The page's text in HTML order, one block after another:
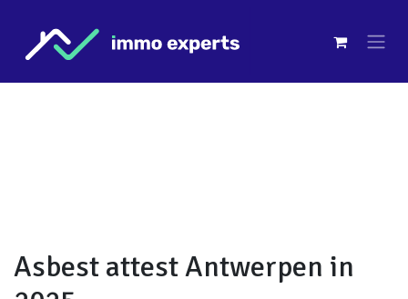
Asbest attest Antwerpen in